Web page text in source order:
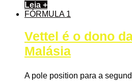
Leia +
FÓRMULA 1
Vettel é o dono
Malásia
A pole position para a